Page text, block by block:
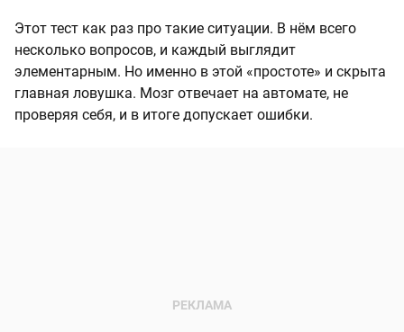
Этот тест как раз про такие ситуации. В нём всего
несколько вопросов, и каждый выглядит
элементарным. Но именно в этой «простоте» и скрыта
главная ловушка. Мозг отвечает на автомате, не
проверяя себя, и в итоге допускает ошибки.